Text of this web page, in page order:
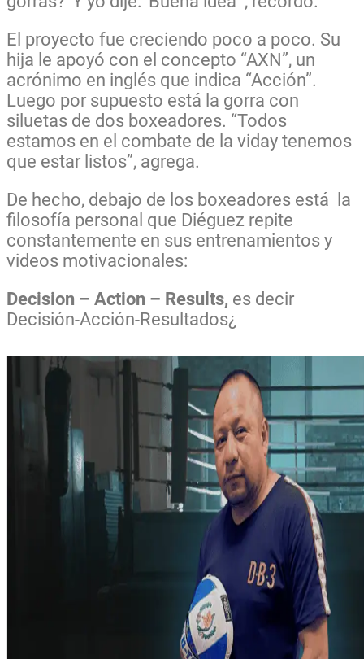
El proyecto fue creciendo poco a poco. Su
hija le apoyó con el concepto “AXN”, un
acrónimo en inglés que indica “Acción”.
Luego por supuesto está la gorra con
siluetas de dos boxeadores. “Todos
estamos en el combate de la viday tenemos
que estar listos”, agrega.
De hecho, debajo de los boxeadores está la
filosofía personal que Diéguez repite
constantemente en sus entrenamientos y
videos motivacionales:
Decision – Action – Results, es decir
Decisión-Acción-Resultados¿